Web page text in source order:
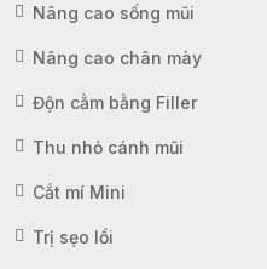
Nâng cao sống mũi
Nâng cao chân mày
Độn cằm bằng Filler
Thu nhỏ cánh mũi
Cắt mí Mini
Trị sẹo lồi